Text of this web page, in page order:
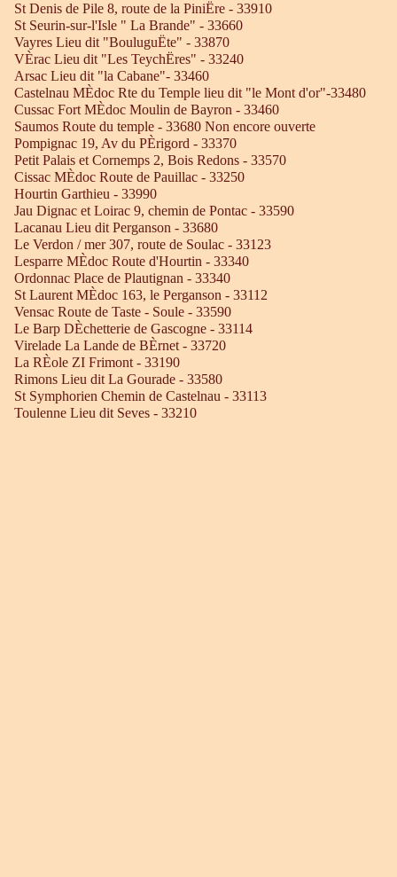
St Denis de Pile 8, route de la PiniËre - 33910
St Seurin-sur-l'Isle " La Brande" - 33660
Vayres Lieu dit "BouluguËte" - 33870
VÈrac Lieu dit "Les TeychËres" - 33240
Arsac Lieu dit "la Cabane"- 33460
Castelnau MÈdoc Rte du Temple lieu dit "le Mont d'or"-33480
Cussac Fort MÈdoc Moulin de Bayron - 33460
Saumos Route du temple - 33680 Non encore ouverte
Pompignac 19, Av du PÈrigord - 33370
Petit Palais et Cornemps 2, Bois Redons - 33570
Cissac MÈdoc Route de Pauillac - 33250
Hourtin Garthieu - 33990
Jau Dignac et Loirac 9, chemin de Pontac - 33590
Lacanau Lieu dit Perganson - 33680
Le Verdon / mer 307, route de Soulac - 33123
Lesparre MÈdoc Route d'Hourtin - 33340
Ordonnac Place de Plautignan - 33340
St Laurent MÈdoc 163, le Perganson - 33112
Vensac Route de Taste - Soule - 33590
Le Barp DÈchetterie de Gascogne - 33114
Virelade La Lande de BÈrnet - 33720
La RÈole ZI Frimont - 33190
Rimons Lieu dit La Gourade - 33580
St Symphorien Chemin de Castelnau - 33113
Toulenne Lieu dit Seves - 33210